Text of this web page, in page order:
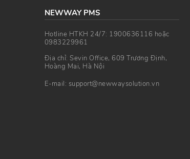
NEWWAY PMS
Hotline HTKH 24/7: 1900636116 hoặc
0983229961
Địa chỉ: Sevin Office, 609 Trương Định,
Hoàng Mai, Hà Nội
E-mail: support@newwaysolution.vn